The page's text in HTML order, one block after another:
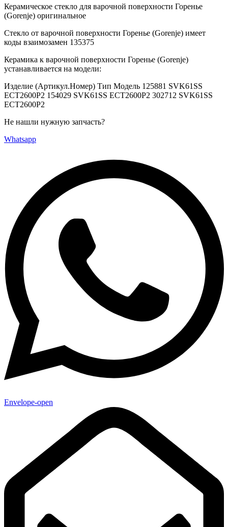
Керамическое стекло для варочной поверхности Горенье
(Gorenje) оригинальное
Стекло от варочной поверхности Горенье (Gorenje) имеет
коды взаимозамен 135375
Керамика к варочной поверхности Горенье (Gorenje)
устанавливается на модели:
Изделие (Артикул.Номер) Тип Модель 125881 SVK61SS
ECT2600P2 154029 SVK61SS ECT2600P2 302712 SVK61SS
ECT2600P2
Не нашли нужную запчасть?
Whatsapp
Envelope-open